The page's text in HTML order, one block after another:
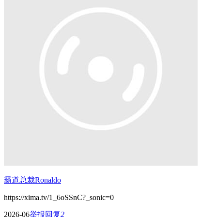
霸道总裁Ronaldo
https://xima.tv/1_6oSSnC?_sonic=0
2026-06举报回复2